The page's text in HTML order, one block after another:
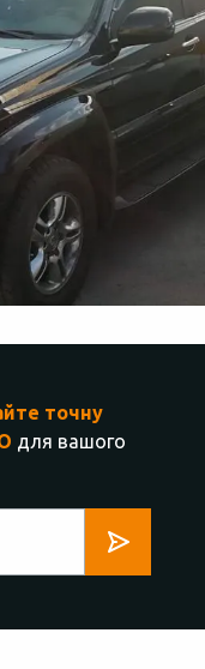
точну
для вашого